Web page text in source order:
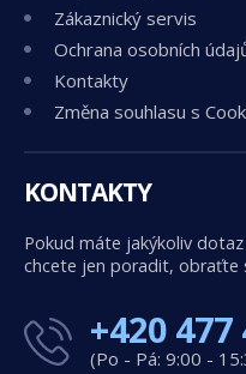
Zákaznický servis
Ochrana osobních
Kontakty
Změna souhlasu s
KONTAKTY
Pokud máte jakýkoliv
chcete jen poradit, obraťte
+420 477
(Po - Pá: 9:00 -